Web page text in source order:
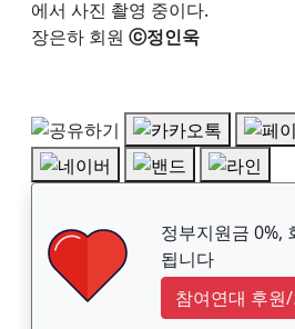
장은하 회원 ⓒ정인욱
정부지원금 0%,
됩니다
참여연대 후원